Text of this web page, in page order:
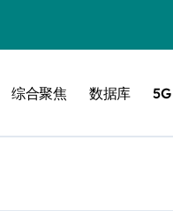
综合聚焦 数据库 5G